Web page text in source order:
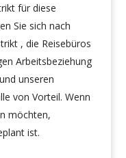
für diese
Sie sich nach
, die Reisebüros
Arbeitsbeziehung
unseren
von Vorteil. Wenn
möchten,
ist.